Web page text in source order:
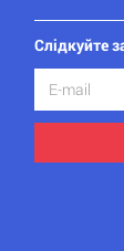
Слідкуйте